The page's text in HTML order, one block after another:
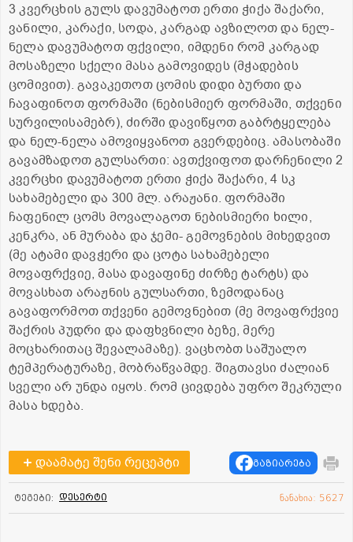
3 კვერცხის გულს დავუმატოთ ერთი ჭიქა შაქარი,
ვანილი, კარაქი, სოდა, კარგად ავზილოთ და ნელ-
ნელა დავუმატოთ ფქვილი, იმდენი რომ კარგად
მოსაზელი სქელი მასა გამოვიდეს (მჭადების
ცომივით). გავაკეთოთ ცომის დიდი ბურთი და
ჩავაფინოთ ფორმაში (ნებისმიერ ფორმაში, თქვენი
სურვილისამებრ), ძირში დავიწყოთ გაბრტყელება
და ნელ-ნელა ამოვიყვანოთ გვერდებიც. ამასობაში
გავამზადოთ გულსართი: ავთქვიფოთ დარჩენილი 2
კვერცხი დავუმატოთ ერთი ჭიქა შაქარი, 4 სკ
სახამებელი და 300 მლ. არაჟანი. ფორმაში
ჩაფენილ ცომს მოვალაგოთ ნებისმიერი ხილი,
კენკრა, ან მურაბა და ჯემი- გემოვნების მიხედვით
(მე ატამი დავჭერი და ცოტა სახამებელი
მოვაფრქვიე, მასა დავაფინე ძირზე ტარტს) და
მოვასხათ არაჟნის გულსართი, ზემოდანაც
გავაფორმოთ თქვენი გემოვნებით (მე მოვაფრქვიე
შაქრის პუდრი და დაფხვნილი ბეზე, მერე
მოცხარითაც შევალამაზე). ვაცხობთ საშუალო
ტემპერატურაზე, მობრაწვამდე. შიგთავსი ძალიან
სველი არ უნდა იყოს. რომ ცივდება უფრო შეკრული
მასა ხდება.
დაამატე შენი რეცეპტი გაზიარება
ტეგები: დესერტი ნანახია: 5627